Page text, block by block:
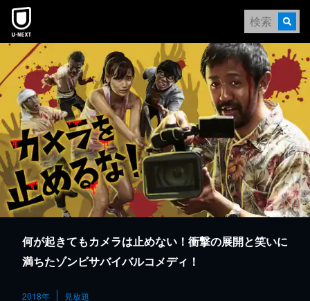
本文へスキップ
何が起きてもカメラは止めない！衝撃の展開と笑いに
満ちたゾンビサバイバルコメディ！
2018年 見放題